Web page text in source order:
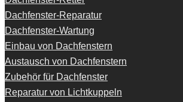
Dachfenster-Reparatur
Dachfenster-Wartung
Einbau von Dachfenstern
Austausch von Dachfenstern
Zubehör für Dachfenster
Reparatur von Lichtkuppeln